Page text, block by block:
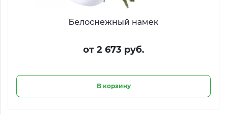
Белоснежный намек
от 2 673 руб.
В корзину